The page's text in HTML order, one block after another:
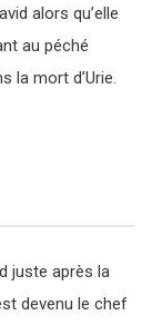
alors qu’elle
au péché
la mort d’Urie.
juste après la
devenu le chef